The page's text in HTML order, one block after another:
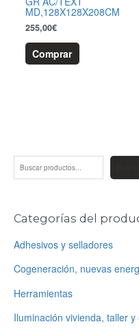
a
Categorías del
Adhesivos y selladores
Cogeneración, nuevas
Herramientas
Iluminación vivienda, taller y
í
MD,128X128X208CM
255,00€
Comprar